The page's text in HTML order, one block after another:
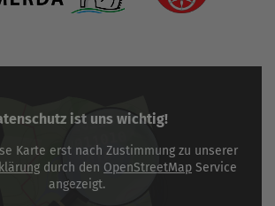
ist uns wichtig!
Karte erst nach Zustimmung zu unserer
durch den OpenStreetMap Service
angezeigt.